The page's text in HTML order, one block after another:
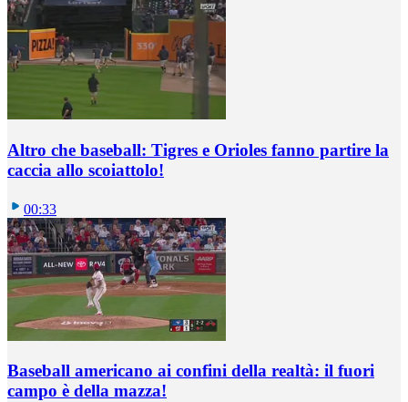
Altro che baseball: Tigres e Orioles fanno partire la
caccia allo scoiattolo!
00:33
Baseball americano ai confini della realtà: il fuori
campo è della mazza!